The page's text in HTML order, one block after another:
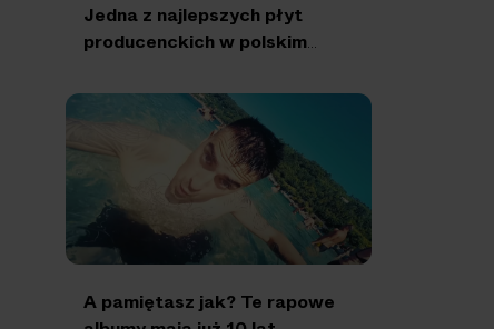
Jedna z najlepszych płyt
producenckich w polskim
do “Nowa Stara Szkoła” The
Returners
A pamiętasz jak? Te rapowe